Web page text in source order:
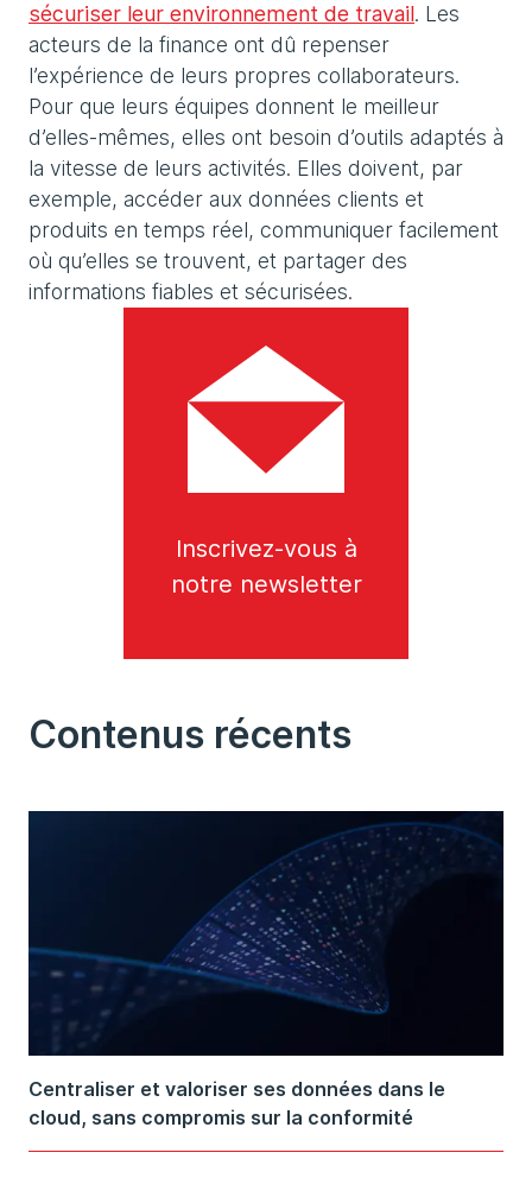
sécuriser leur environnement de travail. Les
acteurs de la finance ont dû repenser
l’expérience de leurs propres collaborateurs.
Pour que leurs équipes donnent le meilleur
d’elles-mêmes, elles ont besoin d’outils adaptés à
la vitesse de leurs activités. Elles doivent, par
exemple, accéder aux données clients et
produits en temps réel, communiquer facilement
où qu’elles se trouvent, et partager des
informations fiables et sécurisées.
Inscrivez-vous à
notre newsletter
Contenus récents
Centraliser et valoriser ses données dans le
cloud, sans compromis sur la conformité